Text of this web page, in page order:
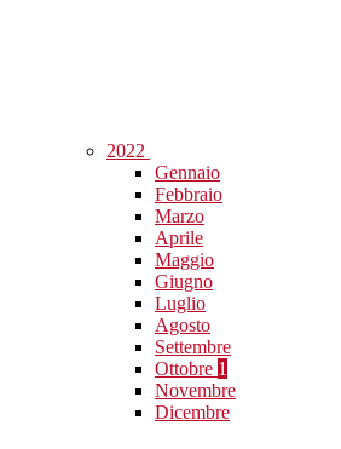
2022
Gennaio
Febbraio
Marzo
Aprile
Maggio
Giugno
Luglio
Agosto
Settembre
Ottobre 1
Novembre
Dicembre